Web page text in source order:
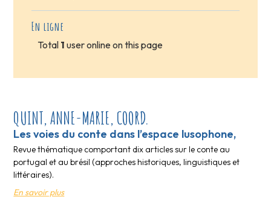
En ligne
Total 1 user online on this page
QUINT, ANNE-MARIE, COORD.
Les voies du conte dans l’espace lusophone,
Revue thématique comportant dix articles sur le conte au
portugal et au brésil (approches historiques, linguistiques et
littéraires).
En savoir plus